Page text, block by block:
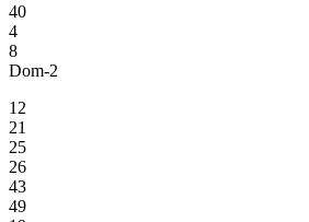
40
4
8
Dom-2
12
21
25
26
43
49